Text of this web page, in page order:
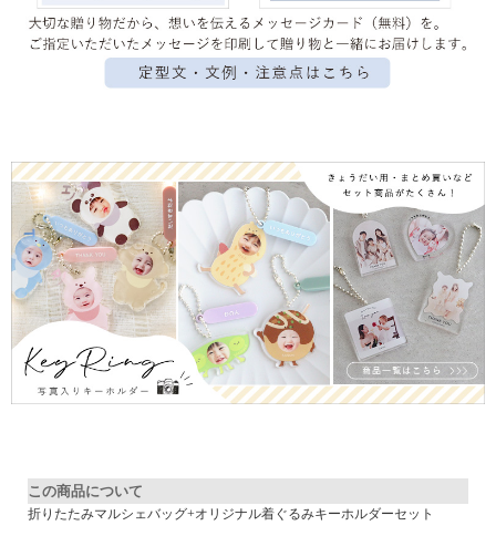
この商品について
折りたたみマルシェバッグ+オリジナル着ぐるみキーホルダーセット